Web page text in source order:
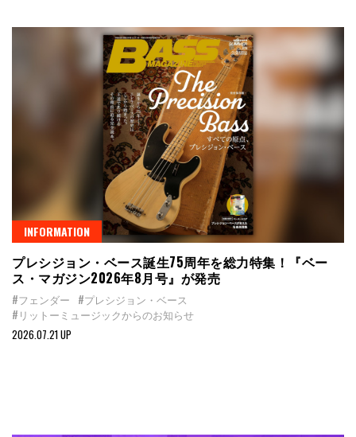
INFORMATION
プレシジョン・ベース誕生75周年を総力特集！『ベー
ス・マガジン2026年8月号』が発売
#フェンダー #プレシジョン・ベース
#リットーミュージックからのお知らせ
2026.07.21 UP